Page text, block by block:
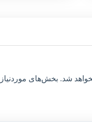
شد. بخش‌های